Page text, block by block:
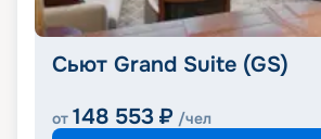
Сьют Grand Suite (GS)
от 148 553 ₽ /чел